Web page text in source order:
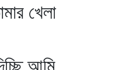
খেলা